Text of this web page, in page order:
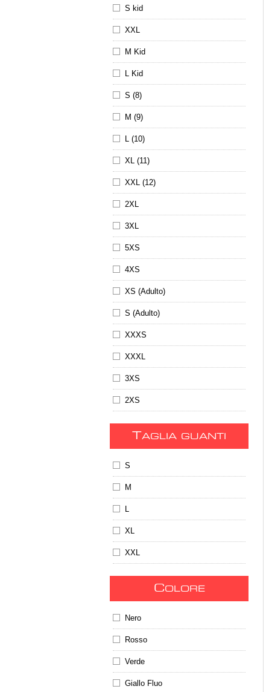
S kid
XXL
M Kid
L Kid
S (8)
M (9)
L (10)
XL (11)
XXL (12)
2XL
3XL
5XS
4XS
XS (Adulto)
S (Adulto)
XXXS
XXXL
3XS
2XS
TAGLIA GUANTI
S
M
XL
XXL
COLORE
Nero
Rosso
Verde
Giallo Fluo